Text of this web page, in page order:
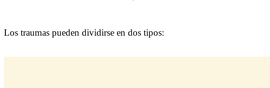
Los traumas pueden dividirse en dos tipos: